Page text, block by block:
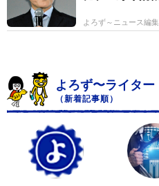
よろず～ニュース編
よろず〜ライター
（新着記事順）